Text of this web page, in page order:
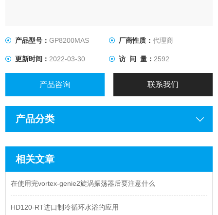
产品型号：GP8200MAS 厂商性质： 代理商
更新时间：2022-03-30 访 问 量： 2592
产品咨询 联系我们
产品分类
相关文章
在使用完vortex-genie2旋涡振荡器后要注意什么
HD120-RT进口制冷循环水浴的应用